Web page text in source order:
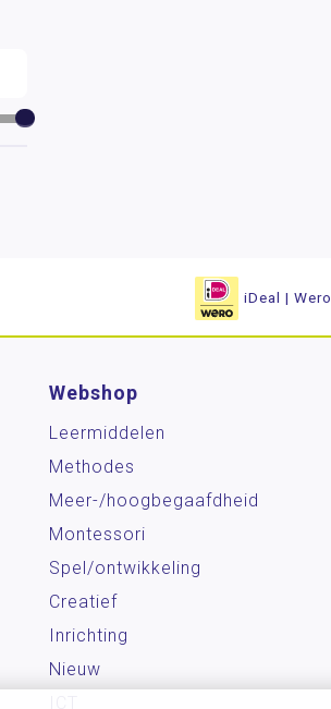
iDeal | Wero
Webshop
Leermiddelen
Methodes
Meer-/hoog­begaafdheid
Montessori
Spel/ontwikkeling
Creatief
Inrichting
Nieuw